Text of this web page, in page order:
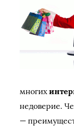
многих
недоверие.
—